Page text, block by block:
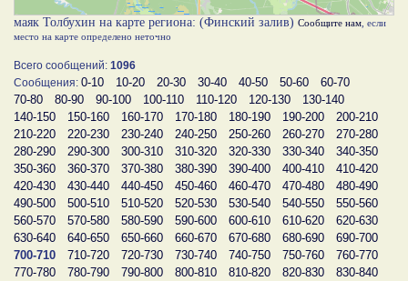
маяк Толбухин на карте региона: (Финский залив) Сообщите нам , если
место на карте определено неточно
Всего сообщений: 1096
Сообщения: 0-10 10-20 20-30 30-40 40-50 50-60
60-70
70-80
80-90 90-100 100-110 110-120 120-130
130-140
140-150
150-160 160-170 170-180 180-190 190-200
200-210
210-220
220-230 230-240 240-250 250-260 260-270
270-280
280-290
290-300 300-310 310-320 320-330 330-340
340-350
350-360
360-370 370-380 380-390 390-400 400-410
410-420
420-430
430-440 440-450 450-460 460-470 470-480
480-490
490-500
500-510 510-520 520-530 530-540 540-550
550-560
560-570
570-580 580-590 590-600 600-610 610-620
620-630
630-640
640-650 650-660 660-670 670-680 680-690
690-700
700-710
710-720 720-730 730-740 740-750 750-760
760-770
770-780
780-790 790-800 800-810 810-820 820-830
830-840